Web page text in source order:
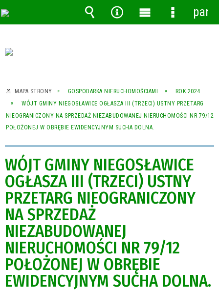
MAPA STRONY GOSPODARKA NIERUCHOMOŚCIAMI
ROK 2024
WÓJT GMINY NIEGOSŁAWICE OGŁASZA III (TRZECI) USTNY PRZETARG
NIEOGRANICZONY NA SPRZEDAŻ NIEZABUDOWANEJ NIERUCHOMOŚCI NR 79/12
POŁOŻONEJ W OBRĘBIE EWIDENCYJNYM SUCHA DOLNA.
WÓJT GMINY NIEGOSŁAWICE
OGŁASZA III (TRZECI) USTNY
PRZETARG NIEOGRANICZONY
NA SPRZEDAŻ
NIEZABUDOWANEJ
NIERUCHOMOŚCI NR 79/12
POŁOŻONEJ W OBRĘBIE
EWIDENCYJNYM SUCHA DOLNA.
Wyszukiwarka
Narzędzia
MenuMenu